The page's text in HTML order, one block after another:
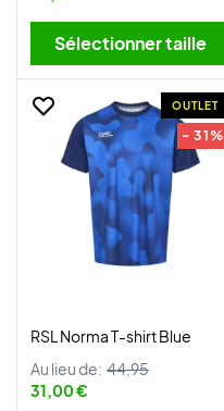
Sélectionner taille
OUTLET
- 31%
RSL Norma T-shirt Blue
Au lieu de: 44,95
31,00 €